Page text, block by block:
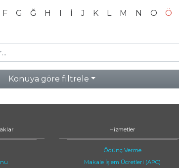
F G Ğ H I İ J K L M N O Ö
Konuya göre filtrele
Hizmetler
Ödünç Verme
Makale İşlem Ücretleri (APC)